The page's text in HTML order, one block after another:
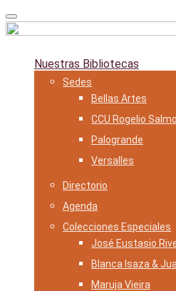
Skip
to
content
Nuestras Bibliotecas
Sedes
Bellas Artes
CCU Rogelio
Palogrande
Versalles
Directorio
Agenda
Colecciones Especiales
José Eustasio
Blanca Isaza &
Maruja Vieira